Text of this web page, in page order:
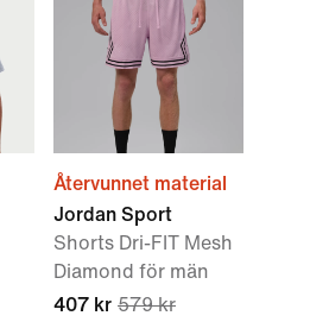
Återvunnet material
Jordan Sport
Shorts Dri-FIT Mesh
Diamond för män
407 kr 579 kr